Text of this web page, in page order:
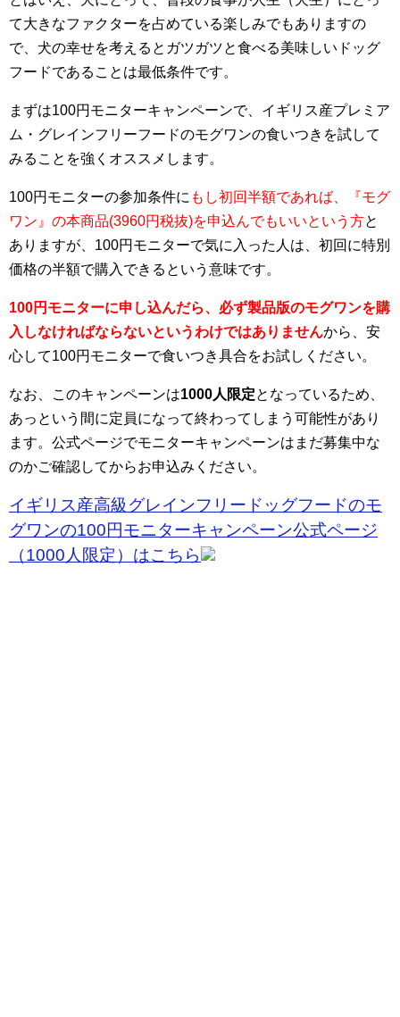
て大きなファクターを占めている楽しみでもありますの
で、犬の幸せを考えるとガツガツと食べる美味しいドッグ
フードであることは最低条件です。
まずは100円モニターキャンペーンで、イギリス産プレミア
ム・グレインフリーフードのモグワンの食いつきを試して
みることを強くオススメします。
100円モニターの参加条件に もし初回半額であれば、『モグ
ワン』の本商品(3960円税抜)を申込んでもいいという方と
ありますが、100円モニターで気に入った人は、初回に特別
価格の半額で購入できるという意味です。
100円モニターに申し込んだら、必ず製品版のモグワンを購
入しなければならないというわけではありませんから、安
心して100円モニターで食いつき具合をお試しください。
なお、このキャンペーンは1000人限定となっているため、
あっという間に定員になって終わってしまう可能性があり
ます。公式ページでモニターキャンペーンはまだ募集中な
のかご確認してからお申込みください。
イギリス産高級グレインフリードッグフードのモ
グワンの100円モニターキャンペーン公式ページ
（1000人限定）はこちら